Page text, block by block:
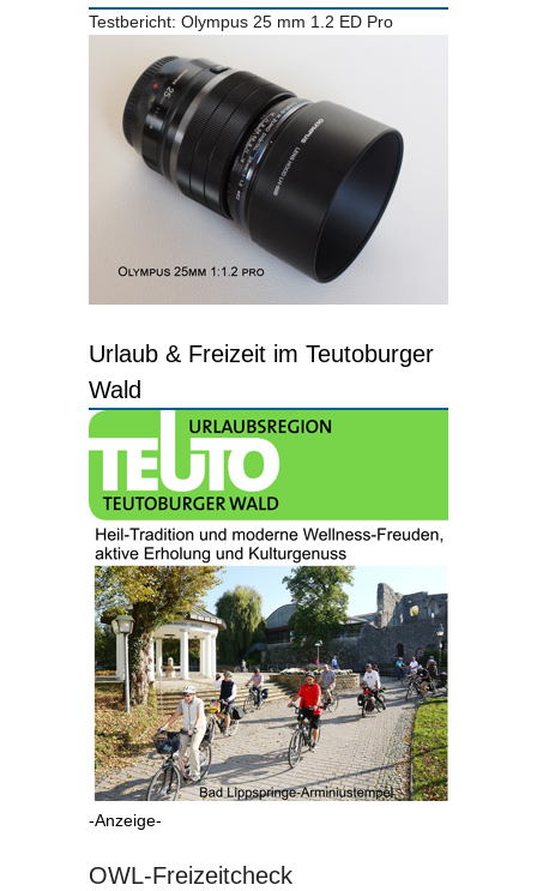
Testbericht: Olympus 25 mm 1.2 ED Pro
Urlaub & Freizeit im Teutoburger
Wald
-Anzeige-
OWL-Freizeitcheck